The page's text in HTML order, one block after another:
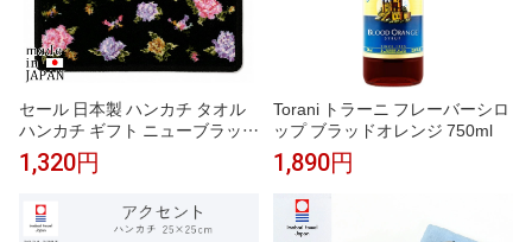
セール 日本製 ハンカチ タオル
ハンカチ ギフト ニューブラック
小花 シェニール織 ブランド レ
ディース アーンジョーギフト プ
1,320円
Torani トラーニ フレーバーシロ
ップ ブラッドオレンジ 750ml
1,890円